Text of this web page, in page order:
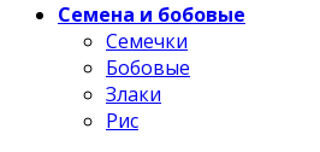
Семена и бобовые
Семечки
Бобовые
Злаки
Рис